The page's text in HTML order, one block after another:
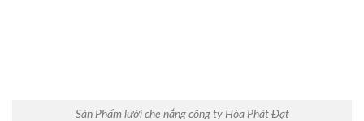
Sản Phẩm lưới che nắng công ty Hòa Phát Đạt